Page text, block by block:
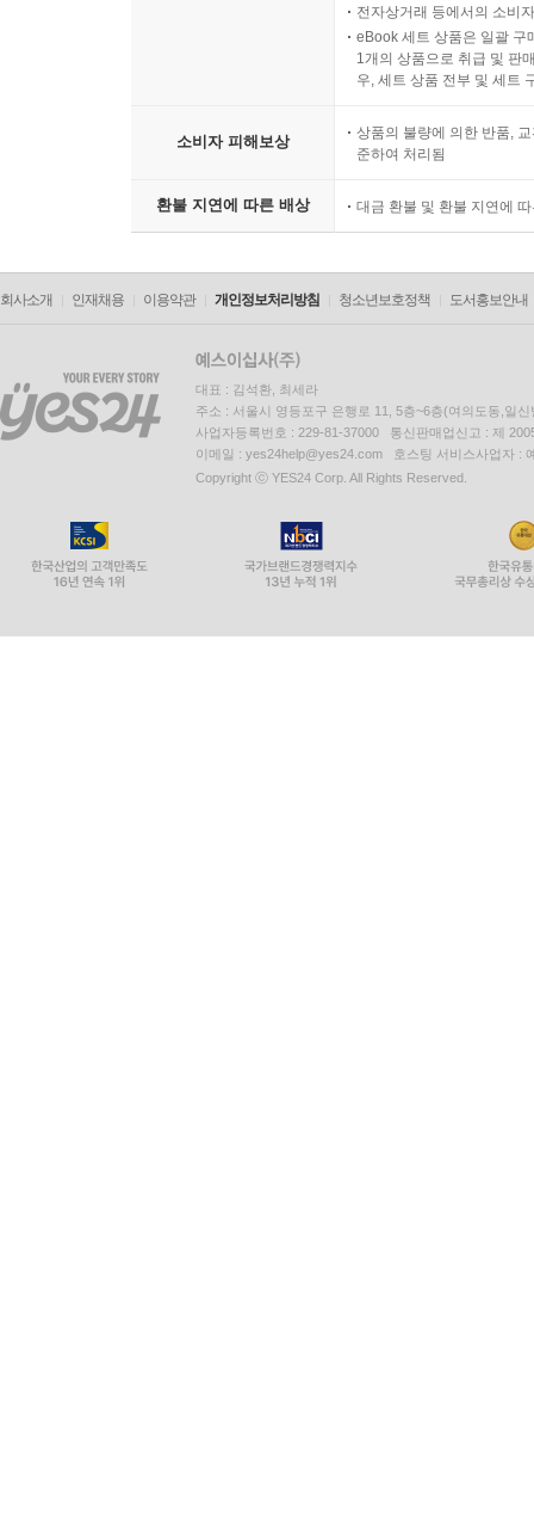
전자상거래 등에서의 소비
eBook 세트 상품은 일괄 구
1개의 상품으로 취급 및 판
우, 세트 상품 전부 및 세트
소비자 피해보상
상품의 불량에 의한 반품,
준하여 처리됨
환불 지연에 따른 배상 대금 환불 및 환불 지연에
회사소개 인재채용 이용약관 개인정보처리방침 청소년보호정책 도서홍보안내
대표 : 김석환, 최세라
주소 : 서울시 영등포구 은행로 11, 5층~6층(여의도동,일신
사업자등록번호 : 229-81-37000 통신판매업신고 : 제
이메일 : yes24help@yes24.com 호스팅 서비스사업자 :
Copyright ⓒ YES24 Corp. All Rights Reserved.